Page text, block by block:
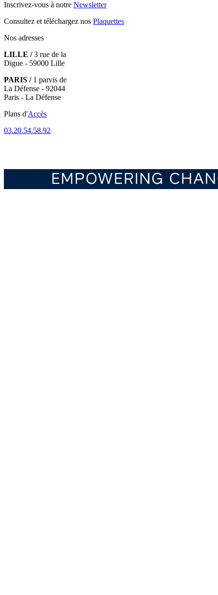
Inscrivez-vous à notre Newsletter
Consultez et téléchargez nos Plaquettes
Nos adresses
LILLE /3 rue de la
Digue - 59000 Lille
PARIS /1 parvis de
La Défense - 92044
Paris - La Défense
Plans d'Accès
03.20.54.58.92